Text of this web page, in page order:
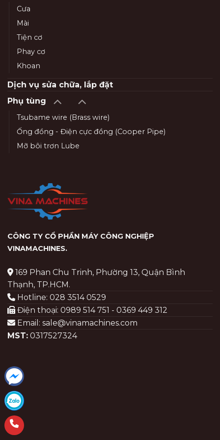
Cưa
Mài
Tiện cơ
Phay cơ
Khoan
Dịch vụ sửa chữa, lắp đặt
Phụ tùng
Tsubame wire (Brass wire)
Ống đồng - Điện cực đồng (Cooper Pipe)
Mỡ bôi trơn Lube
CÔNG TY CỔ PHẦN MÁY CÔNG NGHIỆP
VINAMACHINES.
169 Phan Chu Trinh, Phường 13, Quận Bình
Thạnh, TP.HCM.
Hotline: 028 3514 0529
Điện thoại: 0989 514 751 - 0369 449 312
Email: sale@vinamachines.com
MST: 0317527324